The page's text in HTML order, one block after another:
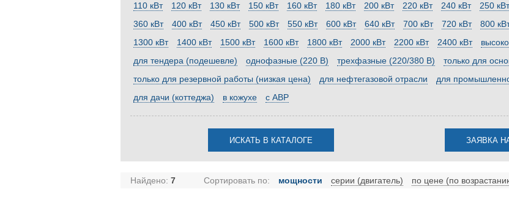
110 кВт
120 кВт 130 кВт 150 кВт 160 кВт 180 кВт 200 кВт 220 кВт 240 кВт 250 кВт
360 кВт
400 кВт 450 кВт 500 кВт 550 кВт 600 кВт 640 кВт 700 кВт 720 кВт 800
1300 кВт
1400 кВт 1500 кВт 1600 кВт 1800 кВт 2000 кВт 2200 кВт 2400 кВт
для тендера (подешевле)
однофазные (220 В) трехфазные (220/380 В)
только для
только для резервной работы (низкая цена)
для нефтегазовой отрасли для
для дачи (коттеджа)
в кожухе с АВР
Найдено: 7 Сортировать по: мощности серии (двигатель) по цене (по